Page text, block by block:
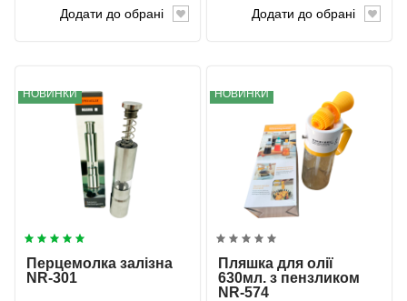
Додати до обрані Додати до обрані
НОВИНКИ
Перцемолка залізна
NR-301
НОВИНКИ
Пляшка для олії
630мл. з пензликом
NR-574